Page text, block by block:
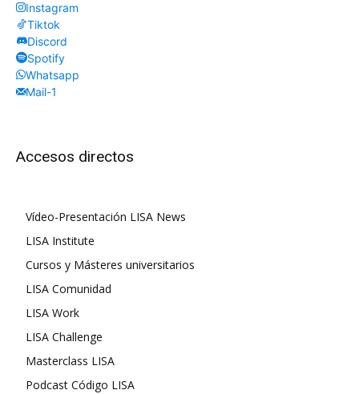
Instagram
Tiktok
Discord
Spotify
Whatsapp
Mail-1
Accesos directos
Vídeo-Presentación LISA News
LISA Institute
Cursos y Másteres universitarios
LISA Comunidad
LISA Work
LISA Challenge
Masterclass LISA
Podcast Código LISA